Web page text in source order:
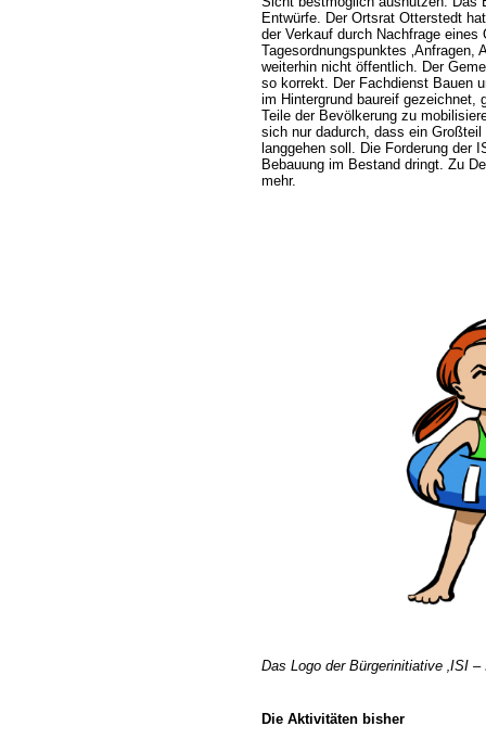
Entwürfe. Der Ortsrat Otterstedt
der Verkauf durch Nachfrage
Tagesordnungspunktes ‚Anfragen,
weiterhin nicht öffentlich. Der
so korrekt. Der Fachdienst Bauen
im Hintergrund baureif
Teile der Bevölkerung zu
sich nur dadurch, dass ein
langgehen soll. Die Forderung der
Bebauung im Bestand dringt. Zu
mehr.
Das Logo der Bürgerinitiative ‚ISI
Die Aktivitäten bisher